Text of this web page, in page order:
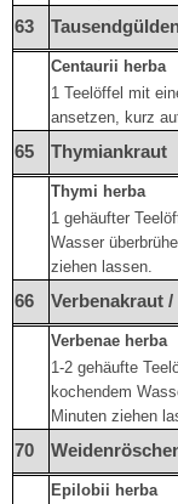
63
Centaurii herba
1 Teelöffel mit
ansetzen, kurz
65 Thymiankraut
Thymi herba
1 gehäufter
Wasser
ziehen lassen.
66 Verbenakraut
Verbenae herba
1-2 gehäufte
kochendem
Minuten ziehen
70
Epilobii herba